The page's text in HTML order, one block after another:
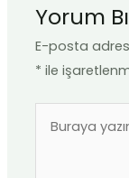
Yorum
E-posta
* ile